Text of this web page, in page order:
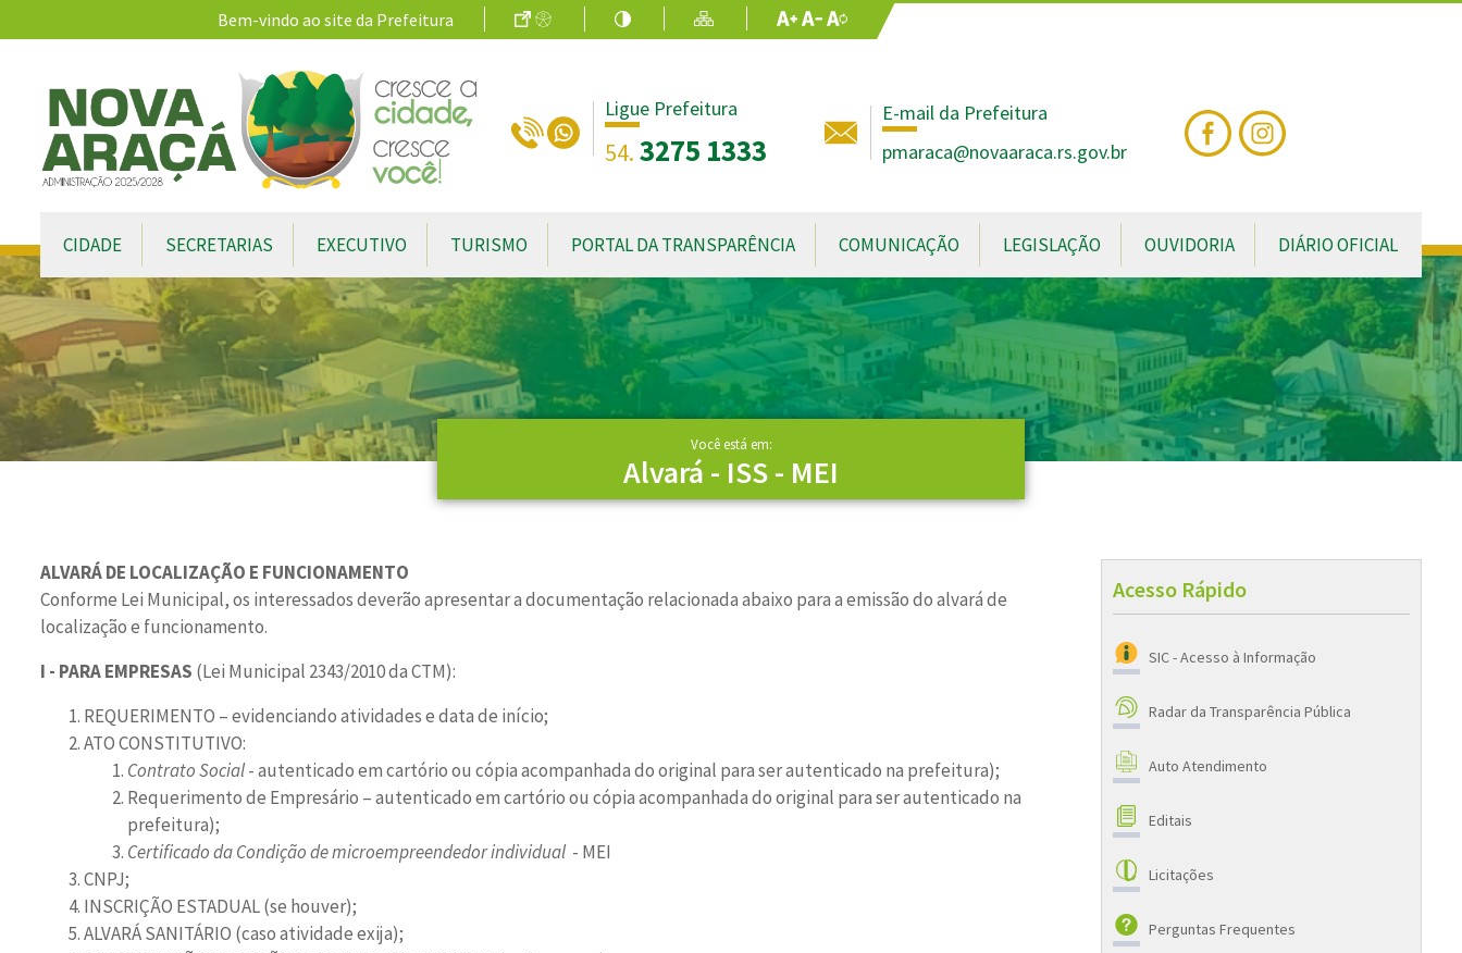
Bem-vindo ao site da Prefeitura Ir para o Conteúdo
AcessibilidadeAlto ContrasteMapa do Site Aumentar Fonte
Diminuir Fonte
Fonte Original
Ligue Prefeitura
54. 3275 1333
E-mail da Prefeitura
pmaraca@novaaraca.rs.gov.br
CONTEÚDO DO MENU
CIDADE SECRETARIAS EXECUTIVO TURISMO PORTAL DA TRANSPARÊNCIA COMUNICAÇÃO LEGISLAÇÃO OUVIDORIA DIÁRIO OFICIAL
Conteúdo Principal
Você está em:
Alvará - ISS - MEI
ALVARÁ DE LOCALIZAÇÃO E FUNCIONAMENTO
Conforme Lei Municipal, os interessados deverão apresentar a documentação relacionada abaixo para a emissão do alvará de
localização e funcionamento.
I - PARA EMPRESAS (Lei Municipal 2343/2010 da CTM):
REQUERIMENTO – evidenciando atividades e data de início;
ATO CONSTITUTIVO:
Contrato Social- autenticado em cartório ou cópia acompanhada do original para ser autenticado na prefeitura);
Requerimento de Empresário – autenticado em cartório ou cópia acompanhada do original para ser autenticado na
prefeitura);
Certificado da Condição de microempreendedor individual- MEI
CNPJ;
INSCRIÇÃO ESTADUAL (se houver);
ALVARÁ SANITÁRIO (caso atividade exija);
Acesso Rápido
SIC - Acesso à Informação
Radar da Transparência Pública
Auto Atendimento
Editais
Licitações
Perguntas Frequentes